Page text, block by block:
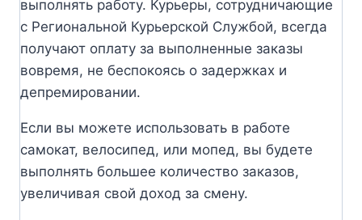
выполнять работу. Курьеры, сотрудничающие
с Региональной Курьерской Службой, всегда
получают оплату за выполненные заказы
вовремя, не беспокоясь о задержках и
депремировании.
Если вы можете использовать в работе
самокат, велосипед, или мопед, вы будете
выполнять большее количество заказов,
увеличивая свой доход за смену.